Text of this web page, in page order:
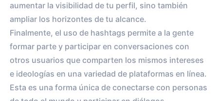
aumentar la visibilidad de tu perfil, sino también
ampliar los horizontes de tu alcance.
Finalmente, el uso de hashtags permite a la gente
formar parte y participar en conversaciones con
otros usuarios que comparten los mismos intereses
e ideologías en una variedad de plataformas en línea.
Esta es una forma única de conectarse con personas